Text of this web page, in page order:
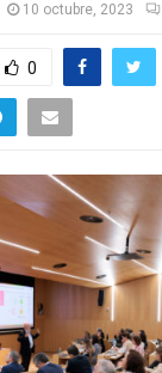
10 octubre, 2023
0